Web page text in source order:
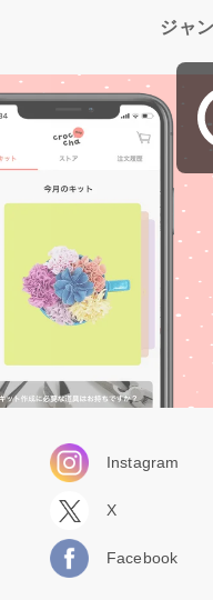
ジャ
Instagram
X
Facebook